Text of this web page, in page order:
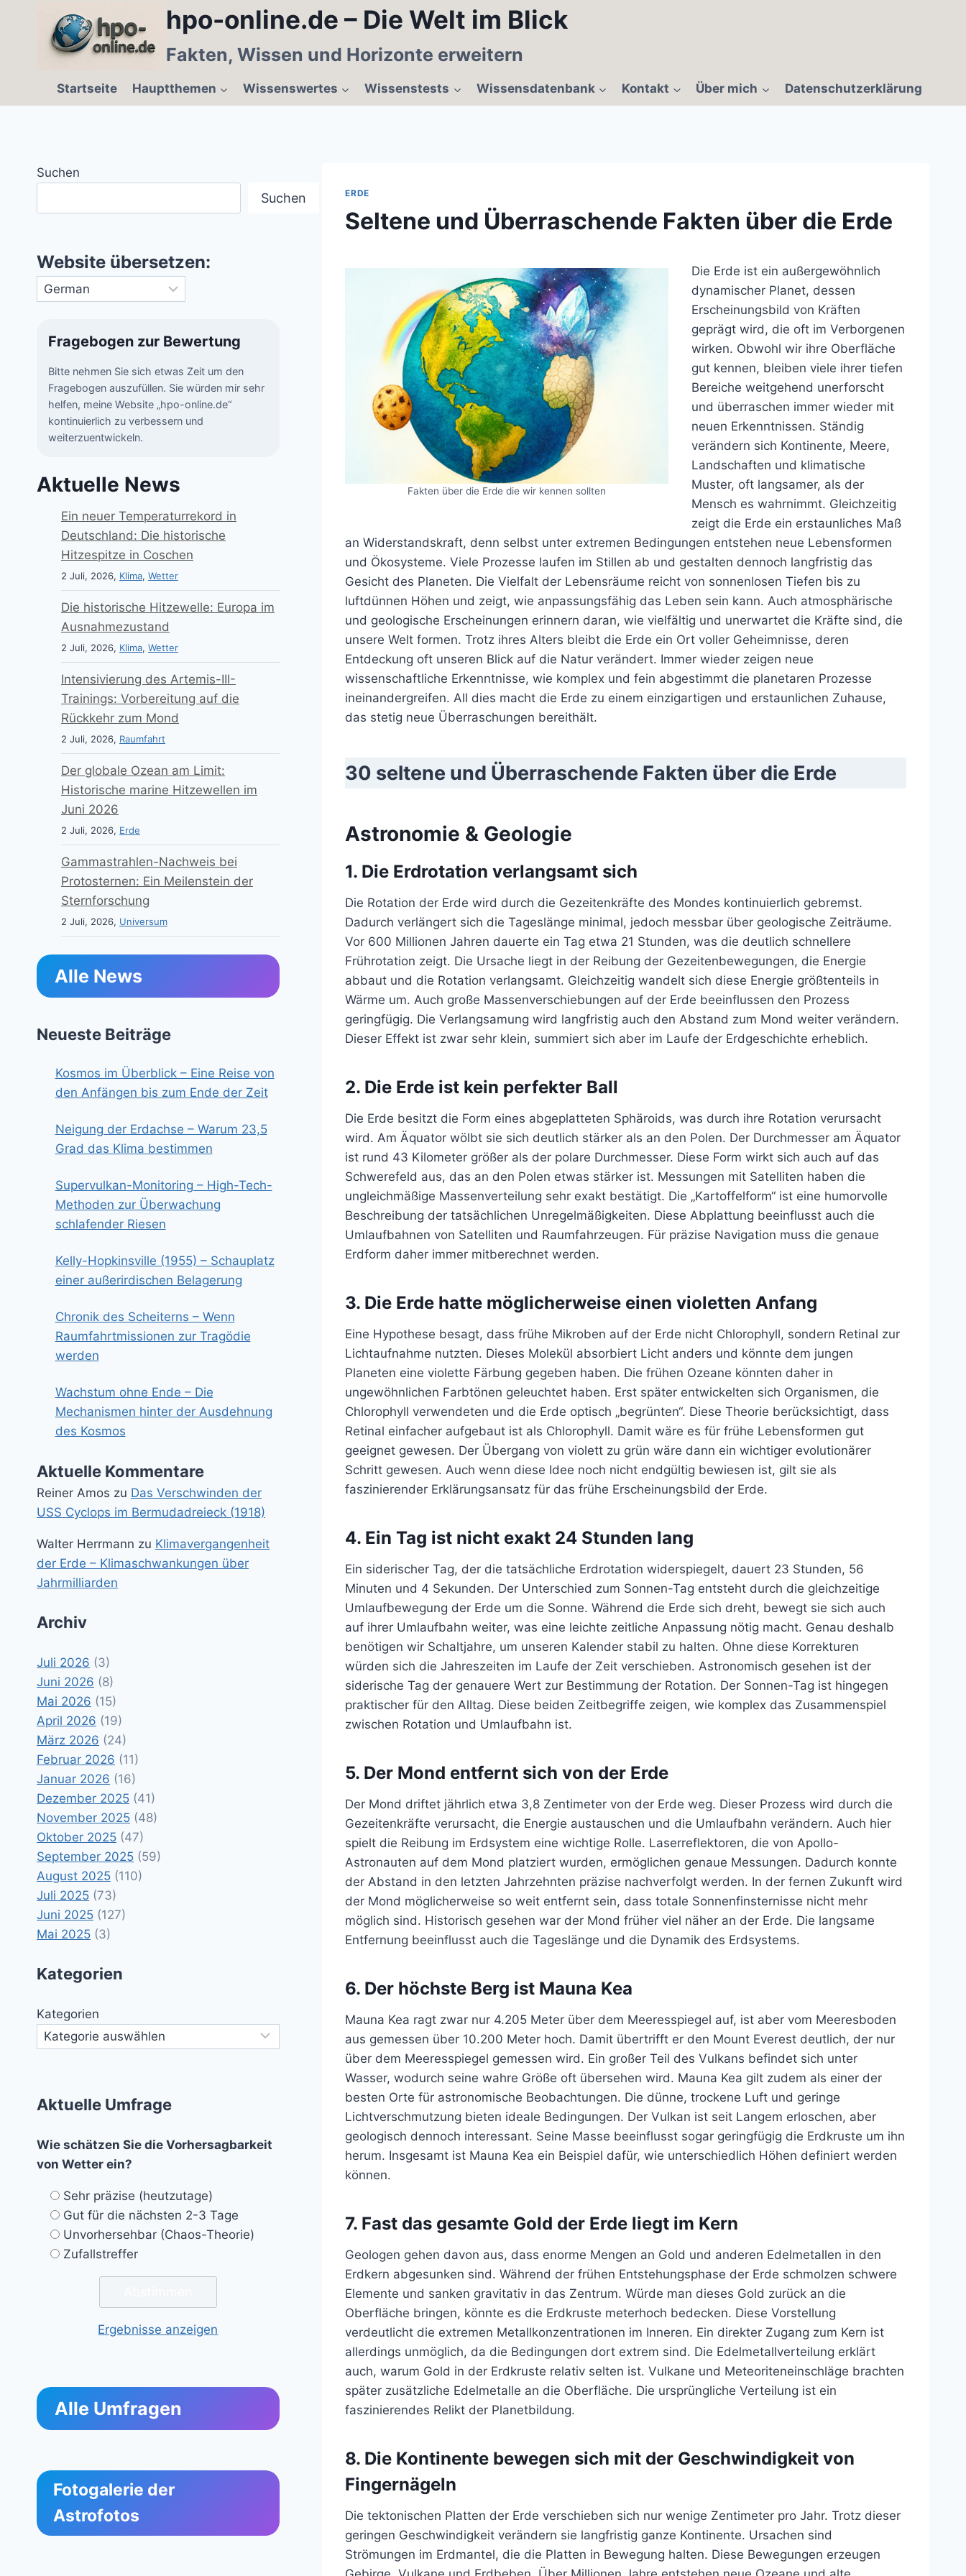
hpo-online.de – Die Welt im Blick
Fakten, Wissen und Horizonte erweitern
Startseite Hauptthemen Wissenswertes Wissenstests Wissensdatenbank Kontakt Über mich Datenschutzerklärung
ERDE
Seltene und Überraschende Fakten über die Erde
Fakten über die Erde die wir kennen sollten
Die Erde ist ein außergewöhnlich
dynamischer Planet, dessen
Erscheinungsbild von Kräften
geprägt wird, die oft im Verborgenen
wirken. Obwohl wir ihre Oberfläche
gut kennen, bleiben viele ihrer tiefen
Bereiche weitgehend unerforscht
und überraschen immer wieder mit
neuen Erkenntnissen. Ständig
verändern sich Kontinente, Meere,
Landschaften und klimatische
Muster, oft langsamer, als der
Mensch es wahrnimmt. Gleichzeitig
zeigt die Erde ein erstaunliches Maß
an Widerstandskraft, denn selbst unter extremen Bedingungen entstehen neue Lebensformen
und Ökosysteme. Viele Prozesse laufen im Stillen ab und gestalten dennoch langfristig das
Gesicht des Planeten. Die Vielfalt der Lebensräume reicht von sonnenlosen Tiefen bis zu
luftdünnen Höhen und zeigt, wie anpassungsfähig das Leben sein kann. Auch atmosphärische
und geologische Erscheinungen erinnern daran, wie vielfältig und unerwartet die Kräfte sind, die
unsere Welt formen. Trotz ihres Alters bleibt die Erde ein Ort voller Geheimnisse, deren
Entdeckung oft unseren Blick auf die Natur verändert. Immer wieder zeigen neue
wissenschaftliche Erkenntnisse, wie komplex und fein abgestimmt die planetaren Prozesse
ineinandergreifen. All dies macht die Erde zu einem einzigartigen und erstaunlichen Zuhause,
das stetig neue Überraschungen bereithält.
30 seltene und Überraschende Fakten über die Erde
Astronomie & Geologie
1. Die Erdrotation verlangsamt sich
Die Rotation der Erde wird durch die Gezeitenkräfte des Mondes kontinuierlich gebremst.
Dadurch verlängert sich die Tageslänge minimal, jedoch messbar über geologische Zeiträume.
Vor 600 Millionen Jahren dauerte ein Tag etwa 21 Stunden, was die deutlich schnellere
Frührotation zeigt. Die Ursache liegt in der Reibung der Gezeitenbewegungen, die Energie
abbaut und die Rotation verlangsamt. Gleichzeitig wandelt sich diese Energie größtenteils in
Wärme um. Auch große Massenverschiebungen auf der Erde beeinflussen den Prozess
geringfügig. Die Verlangsamung wird langfristig auch den Abstand zum Mond weiter verändern.
Dieser Effekt ist zwar sehr klein, summiert sich aber im Laufe der Erdgeschichte erheblich.
2. Die Erde ist kein perfekter Ball
Die Erde besitzt die Form eines abgeplatteten Sphäroids, was durch ihre Rotation verursacht
wird. Am Äquator wölbt sie sich deutlich stärker als an den Polen. Der Durchmesser am Äquator
ist rund 43 Kilometer größer als der polare Durchmesser. Diese Form wirkt sich auch auf das
Schwerefeld aus, das an den Polen etwas stärker ist. Messungen mit Satelliten haben die
ungleichmäßige Massenverteilung sehr exakt bestätigt. Die „Kartoffelform“ ist eine humorvolle
Beschreibung der tatsächlichen Unregelmäßigkeiten. Diese Abplattung beeinflusst auch die
Umlaufbahnen von Satelliten und Raumfahrzeugen. Für präzise Navigation muss die genaue
Erdform daher immer mitberechnet werden.
3. Die Erde hatte möglicherweise einen violetten Anfang
Eine Hypothese besagt, dass frühe Mikroben auf der Erde nicht Chlorophyll, sondern Retinal zur
Lichtaufnahme nutzten. Dieses Molekül absorbiert Licht anders und könnte dem jungen
Planeten eine violette Färbung gegeben haben. Die frühen Ozeane könnten daher in
ungewöhnlichen Farbtönen geleuchtet haben. Erst später entwickelten sich Organismen, die
Chlorophyll verwendeten und die Erde optisch „begrünten“. Diese Theorie berücksichtigt, dass
Retinal einfacher aufgebaut ist als Chlorophyll. Damit wäre es für frühe Lebensformen gut
geeignet gewesen. Der Übergang von violett zu grün wäre dann ein wichtiger evolutionärer
Schritt gewesen. Auch wenn diese Idee noch nicht endgültig bewiesen ist, gilt sie als
faszinierender Erklärungsansatz für das frühe Erscheinungsbild der Erde.
4. Ein Tag ist nicht exakt 24 Stunden lang
Ein siderischer Tag, der die tatsächliche Erdrotation widerspiegelt, dauert 23 Stunden, 56
Minuten und 4 Sekunden. Der Unterschied zum Sonnen-Tag entsteht durch die gleichzeitige
Umlaufbewegung der Erde um die Sonne. Während die Erde sich dreht, bewegt sie sich auch
auf ihrer Umlaufbahn weiter, was eine leichte zeitliche Anpassung nötig macht. Genau deshalb
benötigen wir Schaltjahre, um unseren Kalender stabil zu halten. Ohne diese Korrekturen
würden sich die Jahreszeiten im Laufe der Zeit verschieben. Astronomisch gesehen ist der
siderische Tag der genauere Wert zur Bestimmung der Rotation. Der Sonnen-Tag ist hingegen
praktischer für den Alltag. Diese beiden Zeitbegriffe zeigen, wie komplex das Zusammenspiel
zwischen Rotation und Umlaufbahn ist.
5. Der Mond entfernt sich von der Erde
Der Mond driftet jährlich etwa 3,8 Zentimeter von der Erde weg. Dieser Prozess wird durch die
Gezeitenkräfte verursacht, die Energie austauschen und die Umlaufbahn verändern. Auch hier
spielt die Reibung im Erdsystem eine wichtige Rolle. Laserreflektoren, die von Apollo-
Astronauten auf dem Mond platziert wurden, ermöglichen genaue Messungen. Dadurch konnte
der Abstand in den letzten Jahrzehnten präzise nachverfolgt werden. In der fernen Zukunft wird
der Mond möglicherweise so weit entfernt sein, dass totale Sonnenfinsternisse nicht mehr
möglich sind. Historisch gesehen war der Mond früher viel näher an der Erde. Die langsame
Entfernung beeinflusst auch die Tageslänge und die Dynamik des Erdsystems.
6. Der höchste Berg ist Mauna Kea
Mauna Kea ragt zwar nur 4.205 Meter über dem Meeresspiegel auf, ist aber vom Meeresboden
aus gemessen über 10.200 Meter hoch. Damit übertrifft er den Mount Everest deutlich, der nur
über dem Meeresspiegel gemessen wird. Ein großer Teil des Vulkans befindet sich unter
Wasser, wodurch seine wahre Größe oft übersehen wird. Mauna Kea gilt zudem als einer der
besten Orte für astronomische Beobachtungen. Die dünne, trockene Luft und geringe
Lichtverschmutzung bieten ideale Bedingungen. Der Vulkan ist seit Langem erloschen, aber
geologisch dennoch interessant. Seine Masse beeinflusst sogar geringfügig die Erdkruste um ihn
herum. Insgesamt ist Mauna Kea ein Beispiel dafür, wie unterschiedlich Höhen definiert werden
können.
7. Fast das gesamte Gold der Erde liegt im Kern
Geologen gehen davon aus, dass enorme Mengen an Gold und anderen Edelmetallen in den
Erdkern abgesunken sind. Während der frühen Entstehungsphase der Erde schmolzen schwere
Elemente und sanken gravitativ in das Zentrum. Würde man dieses Gold zurück an die
Oberfläche bringen, könnte es die Erdkruste meterhoch bedecken. Diese Vorstellung
verdeutlicht die extremen Metallkonzentrationen im Inneren. Ein direkter Zugang zum Kern ist
allerdings unmöglich, da die Bedingungen dort extrem sind. Die Edelmetallverteilung erklärt
auch, warum Gold in der Erdkruste relativ selten ist. Vulkane und Meteoriteneinschläge brachten
später zusätzliche Edelmetalle an die Oberfläche. Die ursprüngliche Verteilung ist ein
faszinierendes Relikt der Planetbildung.
8. Die Kontinente bewegen sich mit der Geschwindigkeit von
Fingernägeln
Die tektonischen Platten der Erde verschieben sich nur wenige Zentimeter pro Jahr. Trotz dieser
geringen Geschwindigkeit verändern sie langfristig ganze Kontinente. Ursachen sind
Strömungen im Erdmantel, die die Platten in Bewegung halten. Diese Bewegungen erzeugen
Suchen
Suchen
Website übersetzen:
Fragebogen zur Bewertung
Bitte nehmen Sie sich etwas Zeit um den
Fragebogen auszufüllen. Sie würden mir sehr
helfen, meine Website „hpo-online.de“
kontinuierlich zu verbessern und
weiterzuentwickeln.
Aktuelle News
Ein neuer Temperaturrekord in
Deutschland: Die historische
Hitzespitze in Coschen
2 Juli, 2026, Klima, Wetter
Die historische Hitzewelle: Europa im
Ausnahmezustand
2 Juli, 2026, Klima, Wetter
Intensivierung des Artemis-III-
Trainings: Vorbereitung auf die
Rückkehr zum Mond
2 Juli, 2026, Raumfahrt
Der globale Ozean am Limit:
Historische marine Hitzewellen im
Juni 2026
2 Juli, 2026, Erde
Gammastrahlen-Nachweis bei
Protosternen: Ein Meilenstein der
Sternforschung
2 Juli, 2026, Universum
Alle News
Neueste Beiträge
Kosmos im Überblick – Eine Reise von
den Anfängen bis zum Ende der Zeit
Neigung der Erdachse – Warum 23,5
Grad das Klima bestimmen
Supervulkan-Monitoring – High-Tech-
Methoden zur Überwachung
schlafender Riesen
Kelly-Hopkinsville (1955) – Schauplatz
einer außerirdischen Belagerung
Chronik des Scheiterns – Wenn
Raumfahrtmissionen zur Tragödie
werden
Wachstum ohne Ende – Die
Mechanismen hinter der Ausdehnung
des Kosmos
Aktuelle Kommentare
Reiner Amos zu Das Verschwinden der
USS Cyclops im Bermudadreieck (1918)
Walter Herrmann zu Klimavergangenheit
der Erde – Klimaschwankungen über
Jahrmilliarden
Archiv
Juli 2026 (3)
Juni 2026 (8)
Mai 2026 (15)
April 2026 (19)
März 2026 (24)
Februar 2026 (11)
Januar 2026 (16)
Dezember 2025 (41)
November 2025 (48)
Oktober 2025 (47)
September 2025 (59)
August 2025 (110)
Juli 2025 (73)
Juni 2025 (127)
Mai 2025 (3)
Kategorien
Kategorien
Aktuelle Umfrage
Wie schätzen Sie die Vorhersagbarkeit
von Wetter ein?
Sehr präzise (heutzutage)
Gut für die nächsten 2-3 Tage
Unvorhersehbar (Chaos-Theorie)
Zufallstreffer
Ergebnisse anzeigen
Alle Umfragen
Fotogalerie der
Astrofotos